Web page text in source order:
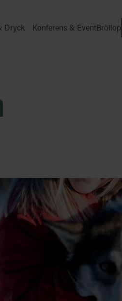
Dryck Konferens & EventBröllop